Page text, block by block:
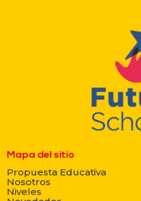
Mapa del sitio
Propuesta Educativa
Nosotros
Niveles